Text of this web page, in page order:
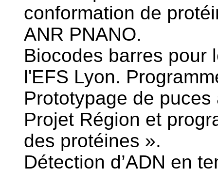
conformation de
ANR PNANO.
Biocodes barres pour
l'EFS Lyon.
Prototypage de
Projet Région et
des protéines ».
Détection d’ADN en